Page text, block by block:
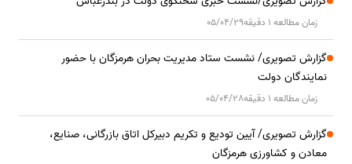
زمان مطالعه 1 دقیقه 05/04/29
گزارش تصویری/ نشست ستاد مدیریت بحران هرمزگان با حضور
نمایندگان دولت
زمان مطالعه 1 دقیقه 05/04/28
گزارش تصویری/ آیین تودیع و تکریم دبیرکل اتاق بازرگانی، صنایع،
معادن و کشاورزی هرمزگان